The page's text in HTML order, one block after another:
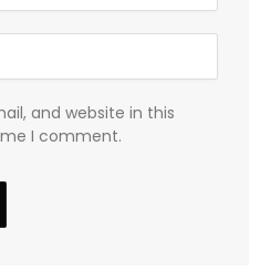
and website in this
I comment.